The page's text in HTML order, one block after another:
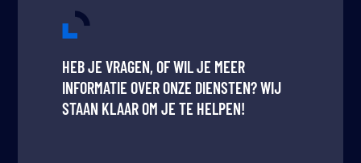
HEB JE VRAGEN, OF WIL JE MEER
INFORMATIE OVER ONZE DIENSTEN? WIJ
STAAN KLAAR OM JE TE HELPEN!